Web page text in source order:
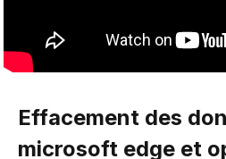
Effacement des
microsoft edge et